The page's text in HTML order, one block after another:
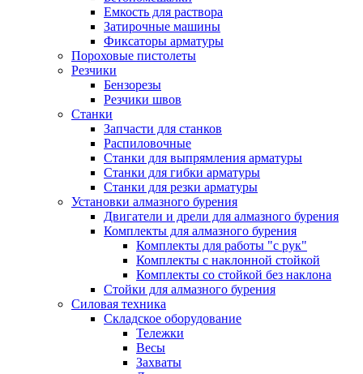
Емкость для раствора
Затирочные машины
Фиксаторы арматуры
Пороховые пистолеты
Резчики
Бензорезы
Резчики швов
Станки
Запчасти для станков
Распиловочные
Станки для выпрямления арматуры
Станки для гибки арматуры
Станки для резки арматуры
Установки алмазного бурения
Двигатели и дрели для алмазного бурения
Комплекты для алмазного бурения
Комплекты для работы "с рук"
Комплекты с наклонной стойкой
Комплекты со стойкой без наклона
Стойки для алмазного бурения
Силовая техника
Складское оборудование
Тележки
Весы
Захваты